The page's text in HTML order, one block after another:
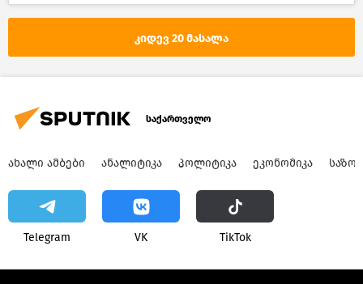
საქართველოს ეკონომიკა გერმანია
კიდევ 20 მასალა
საქართველო
ᲐᲮᲐᲚᲘ ᲐᲛᲑᲔᲑᲘ ᲐᲜᲐᲚᲘᲢᲘᲙᲐ ᲞᲝᲚᲘᲢᲘᲙᲐ ᲔᲙᲝᲜᲝᲛᲘᲙᲐ
Telegram VK ТikТоk